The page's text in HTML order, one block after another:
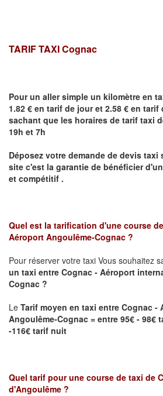
TARIF TAXI Cognac
Pour un aller simple un kilomètre en
1.82 € en tarif de jour et 2.58 € en
sachant que les horaires de tarif taxi
19h et 7h
Déposez votre demande de devis taxi
site c'est la garantie de bénéficier
et compétitif .
Quel est la tarification d'une course
Aéroport Angoulême-Cognac ?
Pour réserver votre taxi Vous souhaitez
un taxi entre Cognac - Aéroport
Cognac ?
Le Tarif moyen en taxi entre Cognac
Angoulême-Cognac = entre 95€ - 98€
-116€ tarif nuit
Quel tarif pour une course de taxi de
d'Angoulême ?